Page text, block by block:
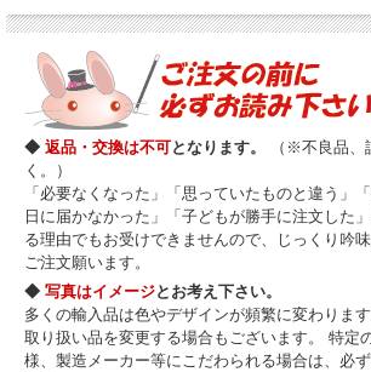
◆ 返品・交換は不可となります。
（※不良品、
く。）
「必要なくなった」「思っていたものと違う」
日に届かなかった」「子どもが勝手に注文した
る理由でもお受けできませんので、じっくり吟
ご注文願います。
◆ 写真はイメージとお考え下さい。
多くの輸入品は色やデザインが頻繁に変わりま
取り扱い品を変更する場合もございます。 特定
様、製造メーカー等にこだわられる場合は、必